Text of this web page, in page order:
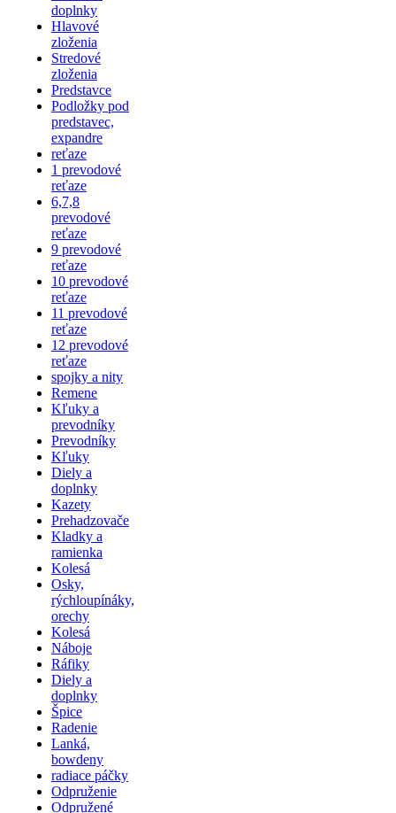
doplnky
Hlavové
zloženia
Stredové
zloženia
Predstavce
Podložky pod
predstavec,
expandre
reťaze
1 prevodové
reťaze
6,7,8
prevodové
reťaze
9 prevodové
reťaze
10 prevodové
reťaze
11 prevodové
reťaze
12 prevodové
reťaze
spojky a nity
Remene
Kľuky a
prevodníky
Prevodníky
Kľuky
Diely a
doplnky
Kazety
Prehadzovače
Kladky a
ramienka
Kolesá
Osky,
rýchloupínáky,
orechy
Kolesá
Náboje
Ráfiky
Diely a
doplnky
Špice
Radenie
Lanká,
bowdeny
radiace páčky
Odpruženie
Odpružené